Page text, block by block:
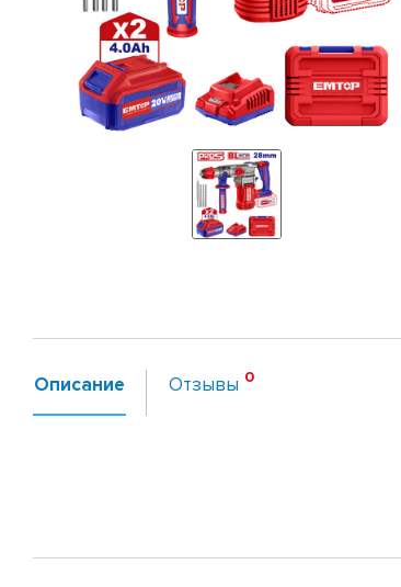
Описание Отзывы